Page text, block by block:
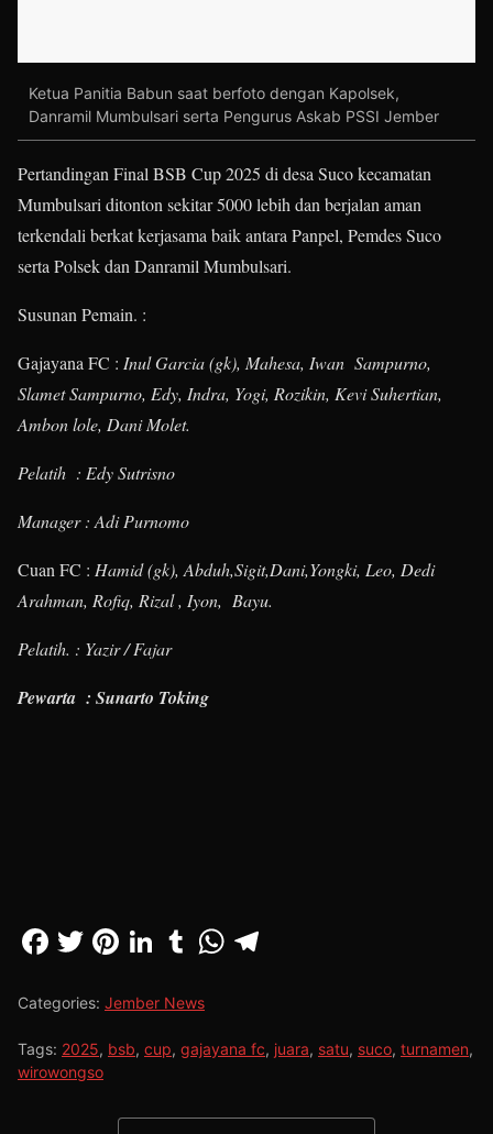
Ketua Panitia Babun saat berfoto dengan Kapolsek,
Danramil Mumbulsari serta Pengurus Askab PSSI Jember
Pertandingan Final BSB Cup 2025 di desa Suco kecamatan
Mumbulsari ditonton sekitar 5000 lebih dan berjalan aman
terkendali berkat kerjasama baik antara Panpel, Pemdes Suco
serta Polsek dan Danramil Mumbulsari.
Susunan Pemain. :
Gajayana FC : Inul Garcia (gk), Mahesa, Iwan Sampurno,
Slamet Sampurno, Edy, Indra, Yogi, Rozikin, Kevi Suhertian,
Ambon lole, Dani Molet.
Pelatih : Edy Sutrisno
Manager : Adi Purnomo
Cuan FC : Hamid (gk), Abduh,Sigit,Dani,Yongki, Leo, Dedi
Arahman, Rofiq, Rizal , Iyon, Bayu.
Pelatih. : Yazir / Fajar
Pewarta : Sunarto Toking
Categories: Jember News
Tags: 2025, bsb, cup, gajayana fc, juara, satu, suco, turnamen,
wirowongso